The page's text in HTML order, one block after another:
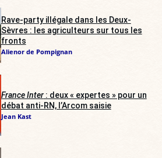
Rave-party illégale dans les Deux-
Sèvres : les agriculteurs sur tous les
fronts
Alienor de Pompignan
France Inter: deux « expertes » pour un
débat anti-RN, l’Arcom saisie
Jean Kast